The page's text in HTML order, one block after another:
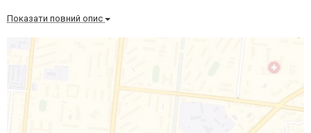
Показати повний опис